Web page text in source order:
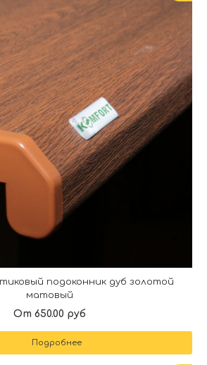
подоконник дуб золотой
матовый
От 650.00 руб
Подробнее